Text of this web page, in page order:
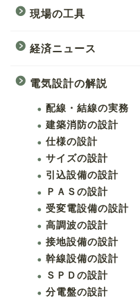
現場の工具
経済ニュース
電気設計の解説
配線・結線の実務
建築消防の設計
仕様の設計
サイズの設計
引込設備の設計
ＰＡＳの設計
受変電設備の設計
高調波の設計
接地設備の設計
幹線設備の設計
ＳＰＤの設計
分電盤の設計